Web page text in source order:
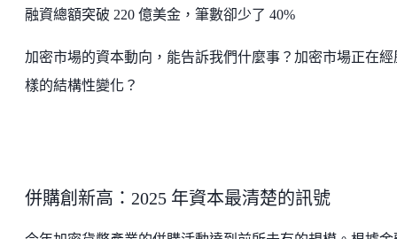
融資總額突破 220 億美金，筆數卻少了 40%
加密市場的資本動向，能告訴我們什麼事？加密市場正在經
樣的結構性變化？
併購創新高：2025 年資本最清楚的訊號